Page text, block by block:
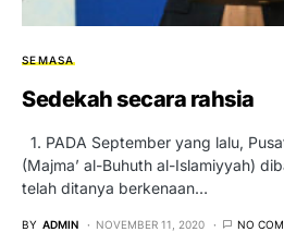
SEMASA
Sedekah secara rahsia
1. PADA September yang lalu,
(Majma’ al-Buhuth al-Islamiyyah)
telah ditanya berkenaan…
BY ADMIN NOVEMBER 11, 2020 NO